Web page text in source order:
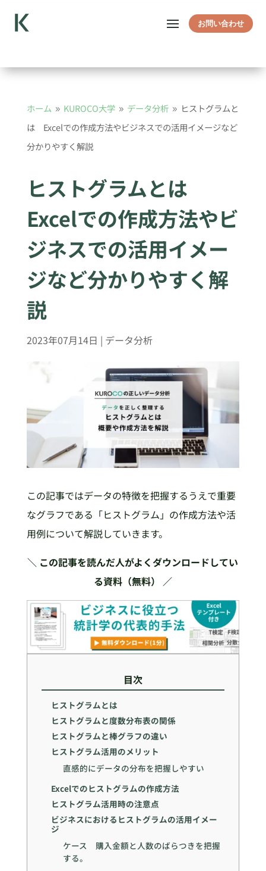
お問い合わせ
ホーム 9 KUROCO大学 9 データ分析 9 ヒストグラムと
は Excelでの作成方法やビジネスでの活用イメージなど
分かりやすく解説
ヒストグラムとは
Excelでの作成方法やビ
ジネスでの活用イメー
ジなど分かりやすく解
説
2023年07月14日 | データ分析
この記事ではデータの特徴を把握するうえで重要
なグラフである「ヒストグラム」の作成方法や活
用例について解説していきます。
＼ この記事を読んだ人がよくダウンロードしてい
る資料（無料） ／
目次
ヒストグラムとは
ヒストグラムと度数分布表の関係
ヒストグラムと棒グラフの違い
ヒストグラム活用のメリット
直感的にデータの分布を把握しやすい
Excelでのヒストグラムの作成方法
ヒストグラム活用時の注意点
ビジネスにおけるヒストグラムの活用イメー
ジ
ケース 購入金額と人数のばらつきを把握
する。